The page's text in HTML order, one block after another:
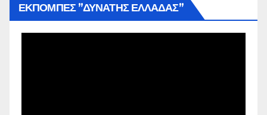
ΕΚΠΟΜΠΕΣ ”ΔΥΝΑΤΗΣ ΕΛΛΑΔΑΣ”